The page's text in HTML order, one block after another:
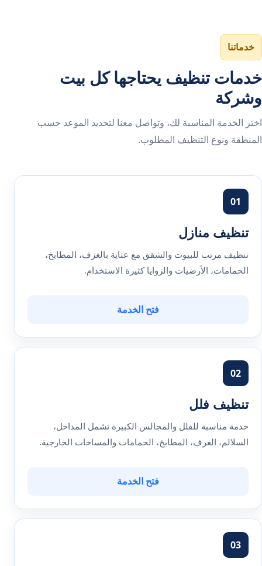
خدماتنا
خدمات تنظيف يحتاجها كل بيت
وشركة
اختر الخدمة المناسبة لك، وتواصل معنا لتحديد الموعد حسب
المنطقة ونوع التنظيف المطلوب.
01
تنظيف منازل
تنظيف مرتب للبيوت والشقق مع عناية بالغرف، المطابخ،
الحمامات، الأرضيات والزوايا كثيرة الاستخدام.
فتح الخدمة
02
تنظيف فلل
خدمة مناسبة للفلل والمجالس الكبيرة تشمل المداخل،
السلالم، الغرف، المطابخ، الحمامات والمساحات الخارجية.
فتح الخدمة
03